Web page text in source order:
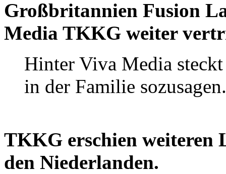
Großbritannien Fusion
Media TKKG weiter
Hinter Viva Media
in der Familie sozusagen.
TKKG erschien weiteren
den Niederlanden.